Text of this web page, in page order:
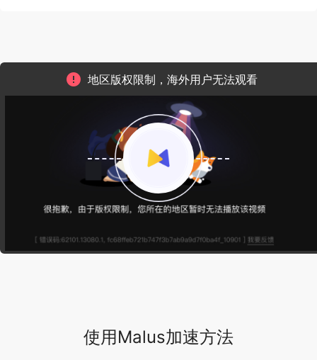
地区版权限制，海外用户无法观看
使用Malus加速方法